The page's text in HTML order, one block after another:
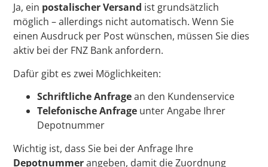
Ja, ein postalischer Versand ist grundsätzlich
möglich – allerdings nicht automatisch. Wenn Sie
einen Ausdruck per Post wünschen, müssen Sie dies
aktiv bei der FNZ Bank anfordern.
Dafür gibt es zwei Möglichkeiten:
Schriftliche Anfragean den Kundenservice
Telefonische Anfrage unter Angabe Ihrer
Depotnummer
Wichtig ist, dass Sie bei der Anfrage Ihre
Depotnummerangeben, damit die Zuordnung